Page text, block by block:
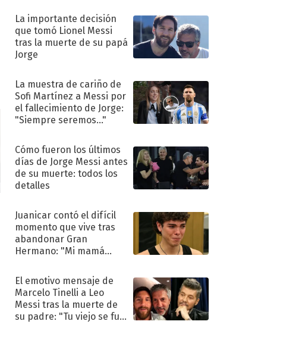
La importante decisión
que tomó Lionel Messi
tras la muerte de su papá
Jorge
La muestra de cariño de
Sofi Martínez a Messi por
el fallecimiento de Jorge:
"Siempre seremos..."
Cómo fueron los últimos
días de Jorge Messi antes
de su muerte: todos los
detalles
Juanicar contó el difícil
momento que vive tras
abandonar Gran
Hermano: "Mi mamá
El emotivo mensaje de
Marcelo Tinelli a Leo
Messi tras la muerte de
su padre: "Tu viejo se fue